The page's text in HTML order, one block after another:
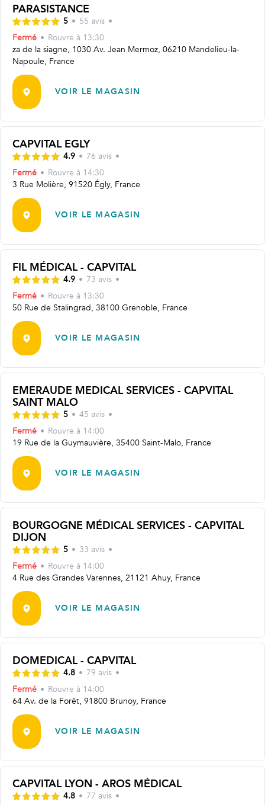
PARASISTANCE
5 • 55 avis •
Fermé • Rouvre à 13:30
za de la siagne, 1030 Av. Jean Mermoz, 06210 Mandelieu-la-
Napoule, France
VOIR LE MAGASIN
CAPVITAL EGLY
4.9 • 76 avis •
Fermé • Rouvre à 14:30
3 Rue Molière, 91520 Égly, France
VOIR LE MAGASIN
FIL MÉDICAL - CAPVITAL
4.9 • 73 avis •
Fermé • Rouvre à 13:30
50 Rue de Stalingrad, 38100 Grenoble, France
VOIR LE MAGASIN
EMERAUDE MEDICAL SERVICES - CAPVITAL
SAINT MALO
5 • 45 avis •
Fermé • Rouvre à 14:00
19 Rue de la Guymauvière, 35400 Saint-Malo, France
VOIR LE MAGASIN
BOURGOGNE MÉDICAL SERVICES - CAPVITAL
DIJON
5 • 33 avis •
Fermé • Rouvre à 14:00
4 Rue des Grandes Varennes, 21121 Ahuy, France
VOIR LE MAGASIN
DOMEDICAL - CAPVITAL
4.8 • 79 avis •
Fermé • Rouvre à 14:00
64 Av. de la Forêt, 91800 Brunoy, France
VOIR LE MAGASIN
CAPVITAL LYON - AROS MÉDICAL
4.8 • 77 avis •